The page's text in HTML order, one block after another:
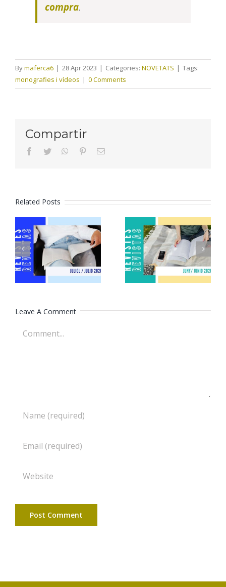
compra.
Bymaferca6 | 28 Apr 2023 | Categories: NOVETATS | Tags:
monografies i vídeos | 0 Comments
Compartir
facebooktwitter whatsapppinterestEmail
Related Posts
Revistes
juliol 2026
Revistes
juny 2026
Leave A Comment
Comment